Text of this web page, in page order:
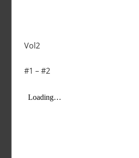
Vol2
#1 – #2